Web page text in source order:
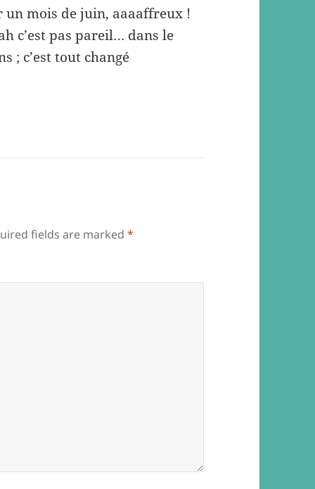
un mois de juin, aaaaffreux !
c’est pas pareil… dans le
; c’est tout changé
fields are marked*